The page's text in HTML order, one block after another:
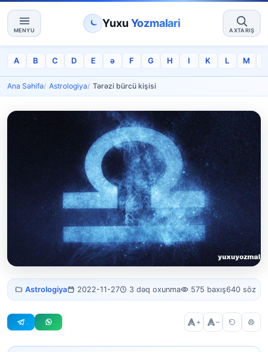
MENYU
Yuxu Yozmalari
AXTARIŞ
A B C D E ə F G H I K L M
Ana Səhifə Astrologiya Tərəzi bürcü kişisi
Tərəzi bürcü
kişisi
Astrologiya 2022-11-27 3 dəq oxunma 575 baxış640 söz
+ –